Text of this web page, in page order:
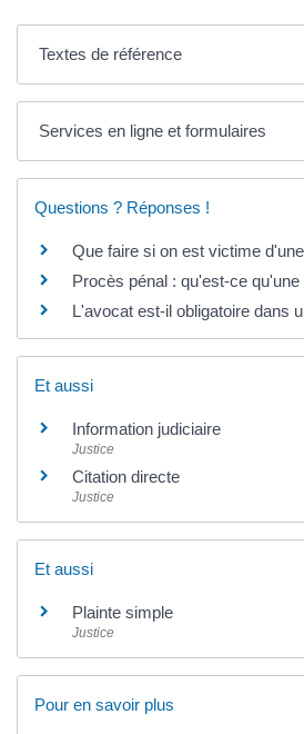
Textes de référence
Services en ligne et formulaires
Questions ? Réponses !
Que faire si on est victime
Procès pénal : qu'est-ce
L'avocat est-il obligatoire dans
Et aussi
Information judiciaire
Justice
Citation directe
Justice
Et aussi
Plainte simple
Justice
Pour en savoir plus